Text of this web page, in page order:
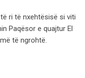
ri të nxehtësisë si viti
Paqësor e quajtur El
të ngrohtë.